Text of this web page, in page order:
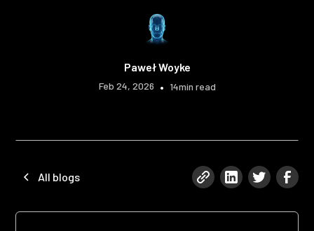
Paweł Woyke
Feb 24, 2026 • 14min read
All blogs